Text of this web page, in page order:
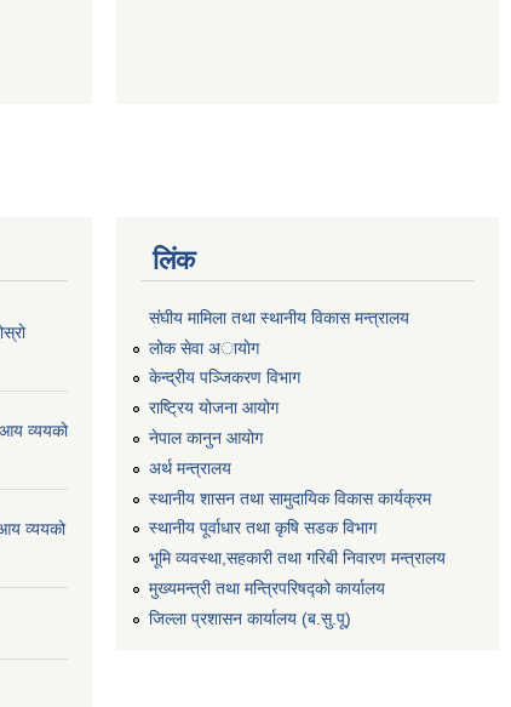
व्ययको
व्ययको
लिंक
संघीय मामिला तथा स्थानीय विकास मन्त्रालय
लोक सेवा अायाेग
केन्द्रीय पञ्जिकरण विभाग
राष्ट्रिय योजना आयोग
नेपाल कानुन आयोग
अर्थ मन्त्रालय
स्थानीय शासन तथा सामुदायिक विकास कार्यक्रम
स्थानीय पूर्वाधार तथा कृषि सडक विभाग
भूमि व्यवस्था,सहकारी तथा गरिबी निवारण मन्त्रालय
मुख्यमन्त्री तथा मन्त्रिपरिषद्को कार्यालय
जिल्ला प्रशासन कार्यालय (ब.सु.पू)